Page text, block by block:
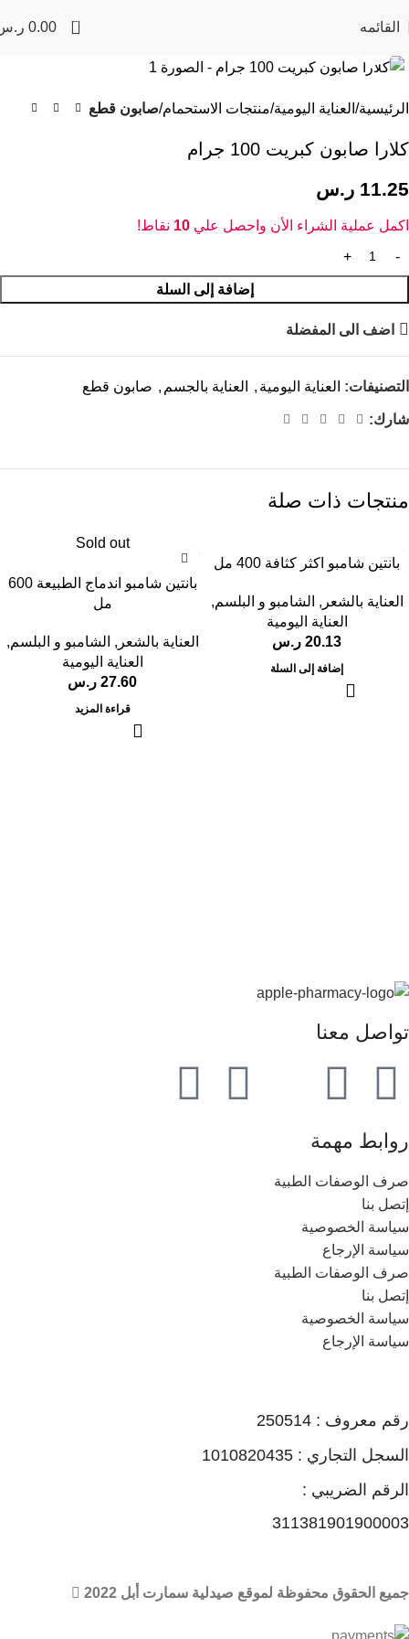
القائمه 0
0.00
الرئيسية العناية اليومية منتجات الاستحمام صابون قطع
كلارا صابون كبريت 100 جرام
11.25 ر.س
اكمل عملية الشراء الأن واحصل علي 10 نقاط!
إضافة إلى السلة
اضف الى المفضلة
التصنيفات: العناية اليومية , العناية بالجسم , صابون قطع
شارك:
منتجات ذات صلة
بانتين شامبو اكثر كثافة 400 مل
العناية بالشعر , الشامبو و البلسم,
العناية اليومية
20.13 ر.س
إضافة إلى السلة
Sold out
بانتين شامبو اندماج الطبيعة 600
مل
العناية بالشعر , الشامبو و البلسم,
العناية اليومية
27.60 ر.س
قراءة المزيد
تواصل معنا
روابط مهمة
صرف الوصفات الطبية
إتصل بنا
سياسة الخصوصية
سياسة الإرجاع
صرف الوصفات الطبية
إتصل بنا
سياسة الخصوصية
سياسة الإرجاع
رقم معروف : 250514
السجل التجاري : 1010820435
الرقم الضريبي :
311381901900003
جميع الحقوق محفوظة لموقع صيدلية سمارت أبل 2022